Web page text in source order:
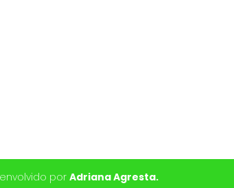
porAdriana Agresta.